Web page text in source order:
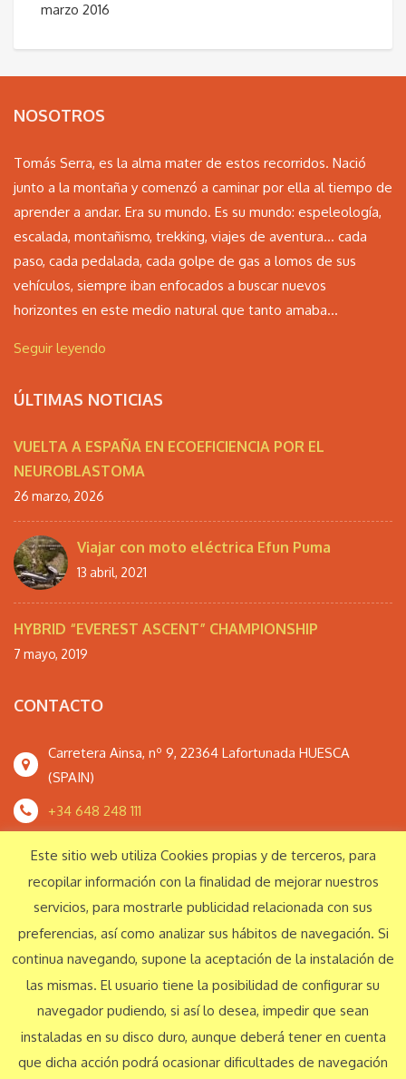
marzo 2016
NOSOTROS
Tomás Serra, es la alma mater de estos recorridos. Nació
junto a la montaña y comenzó a caminar por ella al tiempo de
aprender a andar. Era su mundo. Es su mundo: espeleología,
escalada, montañismo, trekking, viajes de aventura… cada
paso, cada pedalada, cada golpe de gas a lomos de sus
vehículos, siempre iban enfocados a buscar nuevos
horizontes en este medio natural que tanto amaba...
Seguir leyendo
ÚLTIMAS NOTICIAS
VUELTA A ESPAÑA EN ECOEFICIENCIA POR EL
NEUROBLASTOMA
26 marzo, 2026
Viajar con moto eléctrica Efun Puma
13 abril, 2021
HYBRID “EVEREST ASCENT” CHAMPIONSHIP
7 mayo, 2019
CONTACTO
Carretera Ainsa, nº 9, 22364 Lafortunada HUESCA
(SPAIN)
+34 648 248 111
Responsabilidad Social Corporativa
© Monte Perdido Extrem S.L. 2016 Todos los derechos reservados
Aviso legal Política de privacidad
Este sitio web utiliza Cookies propias y de terceros, para
recopilar información con la finalidad de mejorar nuestros
servicios, para mostrarle publicidad relacionada con sus
preferencias, así como analizar sus hábitos de navegación. Si
continua navegando, supone la aceptación de la instalación de
las mismas. El usuario tiene la posibilidad de configurar su
navegador pudiendo, si así lo desea, impedir que sean
instaladas en su disco duro, aunque deberá tener en cuenta
que dicha acción podrá ocasionar dificultades de navegación
Español